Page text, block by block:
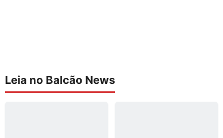
Leia no Balcão News